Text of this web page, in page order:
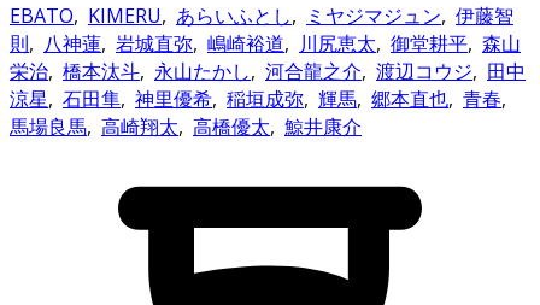
EBATO, KIMERU, あらいふとし, ミヤジマジュン, 伊藤智
則, 八神蓮, 岩城直弥, 嶋崎裕道, 川尻恵太, 御堂耕平, 森山
栄治, 橋本汰斗, 永山たかし, 河合龍之介, 渡辺コウジ, 田中
涼星, 石田隼, 神里優希, 稲垣成弥, 輝馬, 郷本直也, 青春,
馬場良馬, 高崎翔太, 高橋優太, 鯨井康介